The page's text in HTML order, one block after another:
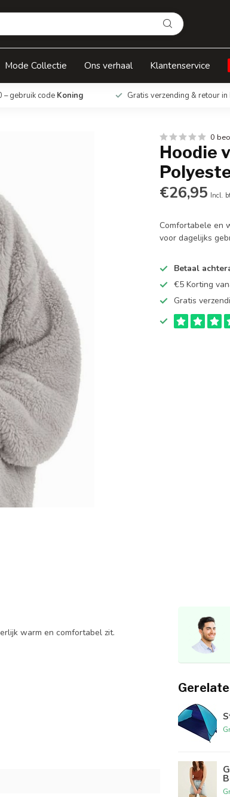
Mode Collectie Ons verhaal Klantenservice
– gebruik code Koning Gratis verzending & retour in
0
Hoodie
€26,95 Incl.
Comfortabele en
voor dagelijks
Betaal
€5 Korting
Gratis
warm en comfortabel zit.